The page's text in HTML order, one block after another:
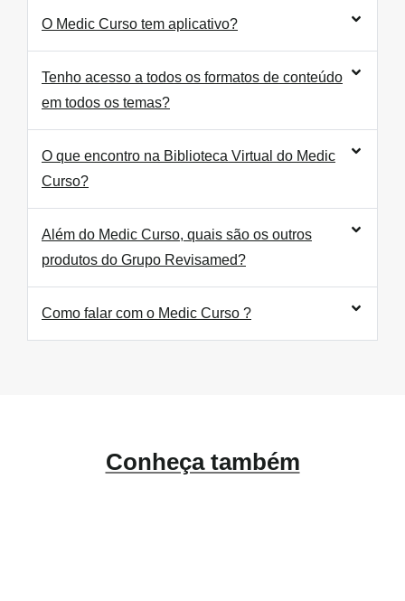
O Medic Curso tem aplicativo?
Tenho acesso a todos os formatos de conteúdo
em todos os temas?
O que encontro na Biblioteca Virtual do Medic
Curso?
Além do Medic Curso, quais são os outros
produtos do Grupo Revisamed?
Como falar com o Medic Curso ?
Conheça também